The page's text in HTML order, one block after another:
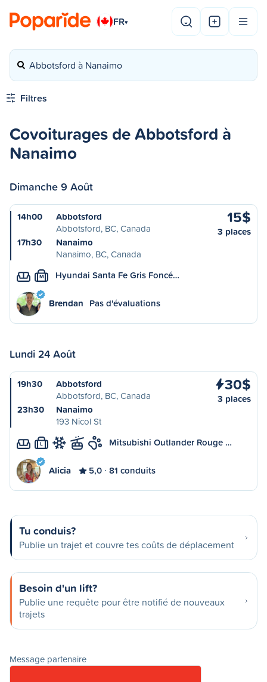
FR▾
Abbotsford à Nanaimo
Filtres
Covoiturages de Abbotsford à
Nanaimo
Dimanche 9 Août
14h00
Abbotsford
Abbotsford, BC, Canada
17h30
Nanaimo
Nanaimo, BC, Canada
15$
3 places
M Hyundai Santa Fe Gris Foncé…
Brendan Pas d'évaluations
Lundi 24 Août
19h30
Abbotsford
Abbotsford, BC, Canada
23h30
Nanaimo
193 Nicol St
30$
3 places
L Mitsubishi Outlander Rouge …
Alicia 5,0 81 conduits
Tu conduis?
Publie un trajet et couvre tes coûts de déplacement
Besoin d'un lift?
Publie une requête pour être notifié de nouveaux
trajets
Message partenaire